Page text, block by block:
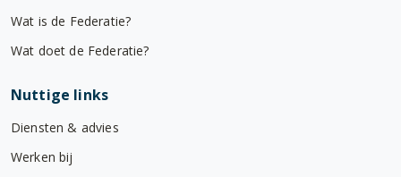
Wat is de Federatie?
Wat doet de Federatie?
Nuttige links
Diensten & advies
Werken bij